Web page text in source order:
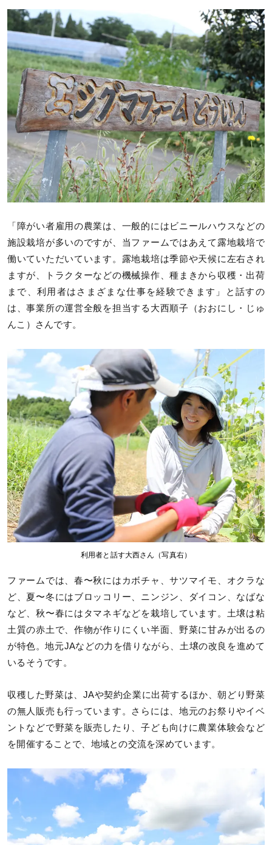
「障がい者雇用の農業は、一般的にはビニールハウスなどの
施設栽培が多いのですが、当ファームではあえて露地栽培で
働いていただいています。露地栽培は季節や天候に左右され
ますが、トラクターなどの機械操作、種まきから収穫・出荷
まで、利用者はさまざまな仕事を経験できます」と話すの
は、事業所の運営全般を担当する大西順子（おおにし・じゅ
んこ）さんです。
利用者と話す大西さん（写真右）
ファームでは、春〜秋にはカボチャ、サツマイモ、オクラな
ど、夏〜冬にはブロッコリー、ニンジン、ダイコン、なばな
など、秋〜春にはタマネギなどを栽培しています。土壌は粘
土質の赤土で、作物が作りにくい半面、野菜に甘みが出るの
が特色。地元JAなどの力を借りながら、土壌の改良を進めて
いるそうです。
収穫した野菜は、JAや契約企業に出荷するほか、朝どり野菜
の無人販売も行っています。さらには、地元のお祭りやイベ
ントなどで野菜を販売したり、子ども向けに農業体験会など
を開催することで、地域との交流を深めています。